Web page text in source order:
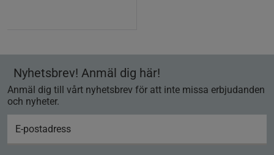
Nyhetsbrev! Anmäl dig här!
Anmäl dig till vårt nyhetsbrev för att inte missa erbjudanden
och nyheter.